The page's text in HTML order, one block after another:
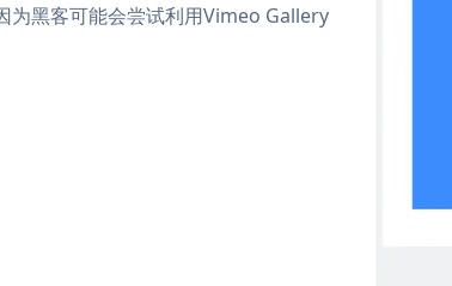
为黑客可能会尝试利用Vimeo Gallery